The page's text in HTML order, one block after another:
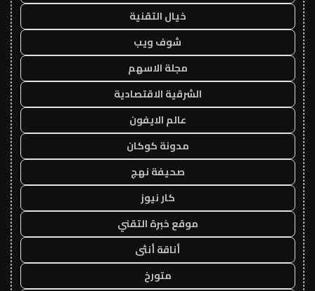
خيال التقنية
شوف ويب
مجلة الاسهم
الشرقية الاقتصادية
عالم الايفون
مدونة كوكان
صحيفة نهج
كار نيوز
موقع خبرة التقني
أناقة أنثى
متورخ